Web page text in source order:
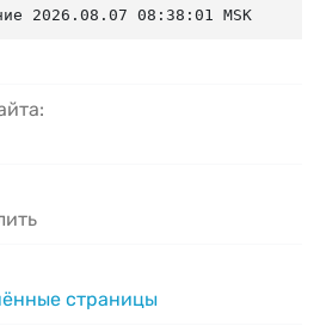
2026.08.07 08:38:01 MSK
страницы